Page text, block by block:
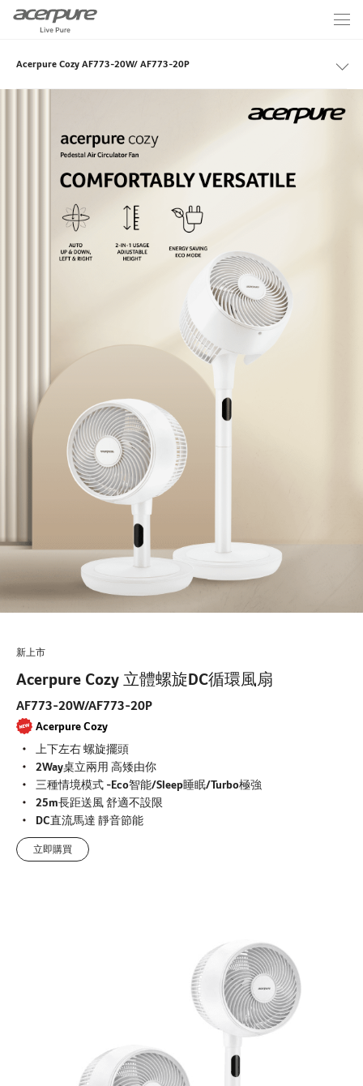
Acerpure Cozy AF773-20W/ AF773-20P
新上市
Acerpure Cozy 立體螺旋DC循環風扇
AF773-20W/AF773-20P
Acerpure Cozy
上下左右 螺旋擺頭
2Way桌立兩用 高矮由你
三種情境模式 -Eco智能/Sleep睡眠/Turbo極強
25m長距送風 舒適不設限
DC直流馬達 靜音節能
立即購買